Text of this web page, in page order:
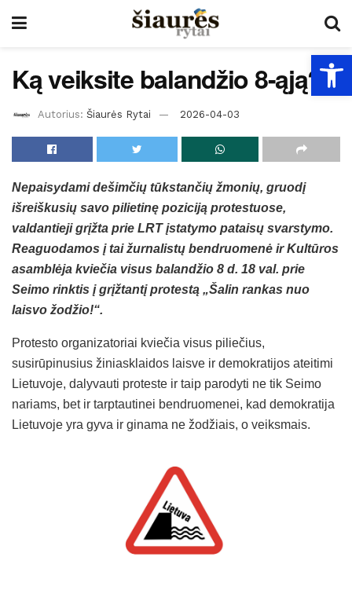
Ką veiksite balandžio 8-ąją?
Autorius: Šiaurės Rytai 2026-04-03
Nepaisydami dešimčių tūkstančių žmonių, gruodį
išreiškusių savo pilietinę poziciją protestuose,
valdantieji grįžta prie LRT įstatymo pataisų svarstymo.
Reaguodamos į tai žurnalistų bendruomenė ir Kultūros
asamblėja kviečia visus balandžio 8 d. 18 val. prie
Seimo rinktis į grįžtantį protestą „Šalin rankas nuo
laisvo žodžio!“.
Protesto organizatoriai kviečia visus piliečius,
susirūpinusius žiniasklaidos laisve ir demokratijos ateitimi
Lietuvoje, dalyvauti proteste ir taip parodyti ne tik Seimo
nariams, bet ir tarptautinei bendruomenei, kad demokratija
Lietuvoje yra gyva ir ginama ne žodžiais, o veiksmais.